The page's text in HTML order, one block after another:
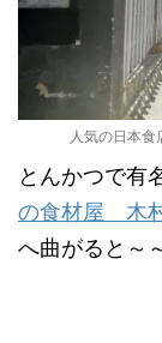
人気の日本食
とんかつで有
の食材屋 木
へ曲がると～